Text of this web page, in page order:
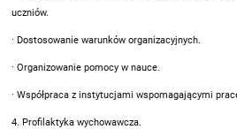
uczniów.
· Dostosowanie warunków organizacyjnych.
· Organizowanie pomocy w nauce.
· Współpraca z instytucjami wspomagającymi
4. Profilaktyka wychowawcza.